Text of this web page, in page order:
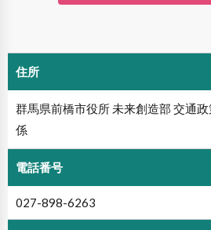
住所
群馬県前橋市役所 未来創造部 交通
係
電話番号
027-898-6263